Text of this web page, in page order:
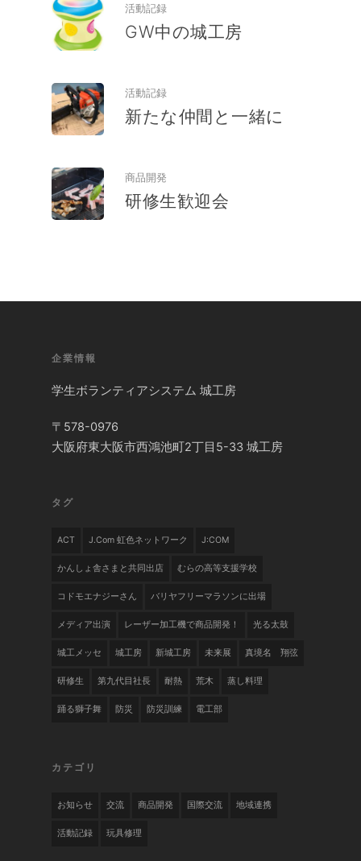
活動記録
GW中の城工房
活動記録
新たな仲間と一緒に
商品開発
研修生歓迎会
企業情報
学生ボランティアシステム 城工房
〒578-0976
大阪府東大阪市西鴻池町2丁目5-33 城工房
タグ
ACT J.com 虹色ネットワーク J:COM
かんしょ舎さまと共同出店 むらの高等支援学校
コドモエナジーさん バリヤフリーマラソンに出場
メディア出演 レーザー加工機で商品開発！ 光る太鼓
城工メッセ 城工房 新城工房 未来展 真境名 翔弦
研修生 第九代目社長 耐熱 荒木 蒸し料理
踊る獅子舞 防災 防災訓練 電工部
カテゴリ
お知らせ 交流 商品開発 国際交流 地域連携
活動記録 玩具修理